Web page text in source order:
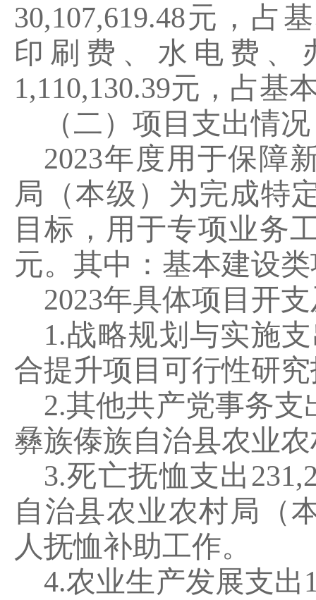
30,107,619.48元，占
印刷费、水电费、
1,110,130.39元，占基
（二）项目支出情况
2023年度用于保障
局（本级）为完成特
目标，用于专项业务
元。其中：基本建设
2023年具体项目开
1.战略规划与实施
合提升项目可行性研
2.其他共产党事务支
彝族傣族自治县农业
3.死亡抚恤支出
自治县农业农村局（
人抚恤补助工作。
4.农业生产发展支出